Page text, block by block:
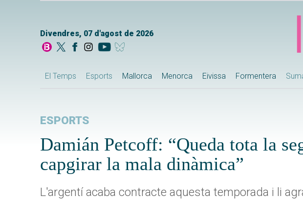
Divendres, 07 d'agost de 2026
El Temps Esports Mallorca Menorca Eivissa Formentera
ESPORTS
Damián Petcoff: “Queda tota la
capgirar la mala dinàmica”
L'argentí acaba contracte aquesta temporada i li